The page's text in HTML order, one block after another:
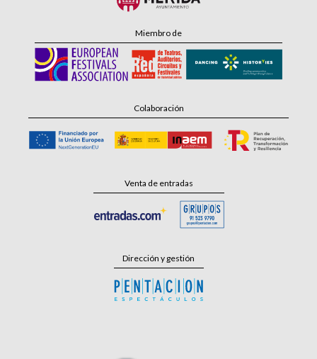
Miembro de
Colaboración
Venta de entradas
Dirección y gestión